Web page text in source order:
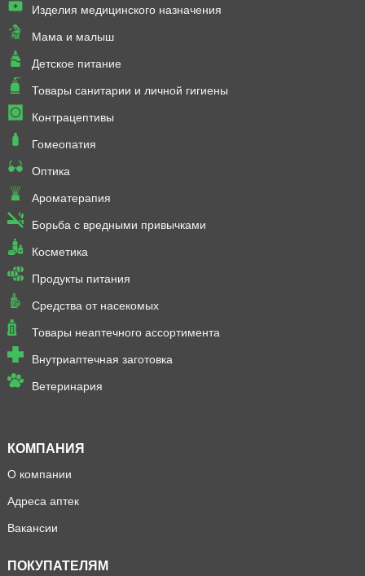
Изделия медицинского назначения
Мама и малыш
Детское питание
Товары санитарии и личной гигиены
Контрацептивы
Гомеопатия
Оптика
Ароматерапия
Борьба с вредными привычками
Косметика
Продукты питания
Средства от насекомых
Товары неаптечного ассортимента
Внутриаптечная заготовка
Ветеринария
КОМПАНИЯ
О компании
Адреса аптек
Вакансии
ПОКУПАТЕЛЯМ